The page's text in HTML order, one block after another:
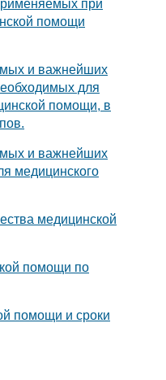
при
помощи
и важнейших
для
помощи, в
и важнейших
медицинского
медицинской
помощи по
помощи и сроки